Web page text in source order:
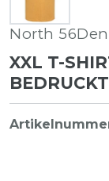
North
XXL T-